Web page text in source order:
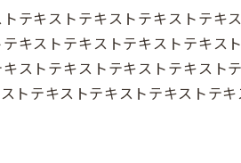
テキストテキストテキストテキ
キストテキストテキストテキス
ストテキストテキストテキスト
トテキストテキストテキストテ